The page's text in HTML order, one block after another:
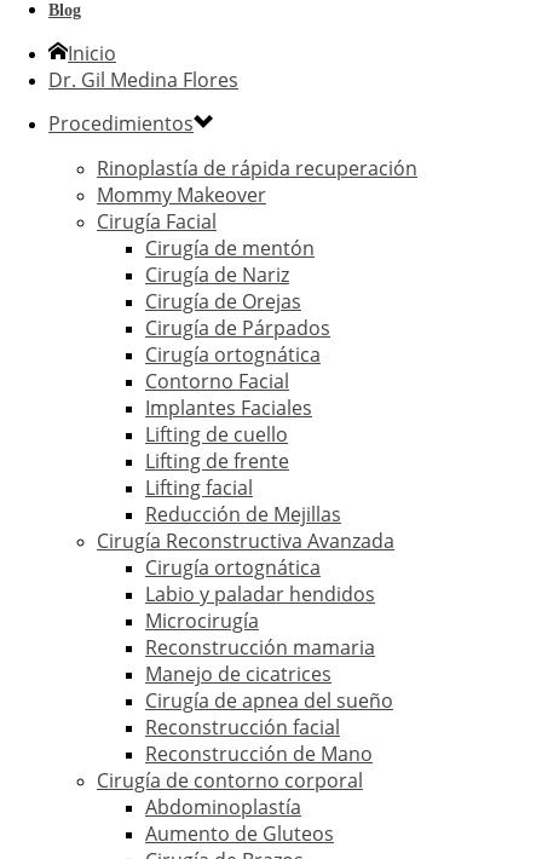
Blog
Inicio
Dr. Gil Medina Flores
Procedimientos
Rinoplastía de rápida recuperación
Mommy Makeover
Cirugía Facial
Cirugía de mentón
Cirugía de Nariz
Cirugía de Orejas
Cirugía de Párpados
Cirugía ortognática
Contorno Facial
Implantes Faciales
Lifting de cuello
Lifting de frente
Lifting facial
Reducción de Mejillas
Cirugía Reconstructiva Avanzada
Cirugía ortognática
Labio y paladar hendidos
Microcirugía
Reconstrucción mamaria
Manejo de cicatrices
Cirugía de apnea del sueño
Reconstrucción facial
Reconstrucción de Mano
Cirugía de contorno corporal
Abdominoplastía
Aumento de Gluteos